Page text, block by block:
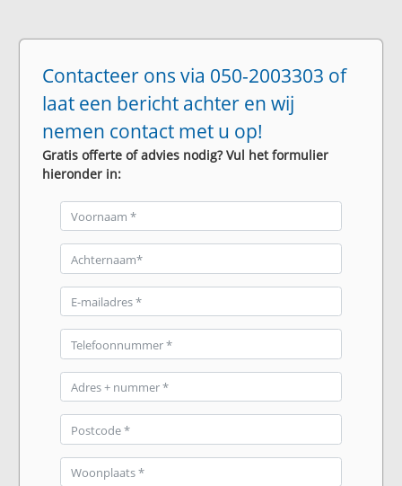
Contacteer ons via 050-2003303 of
laat een bericht achter en wij
nemen contact met u op!
Gratis offerte of advies nodig? Vul het formulier
hieronder in: